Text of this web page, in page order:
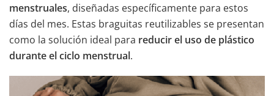
menstruales, diseñadas específicamente para estos
días del mes. Estas braguitas reutilizables se presentan
como la solución ideal para reducir el uso de plástico
durante el ciclo menstrual.